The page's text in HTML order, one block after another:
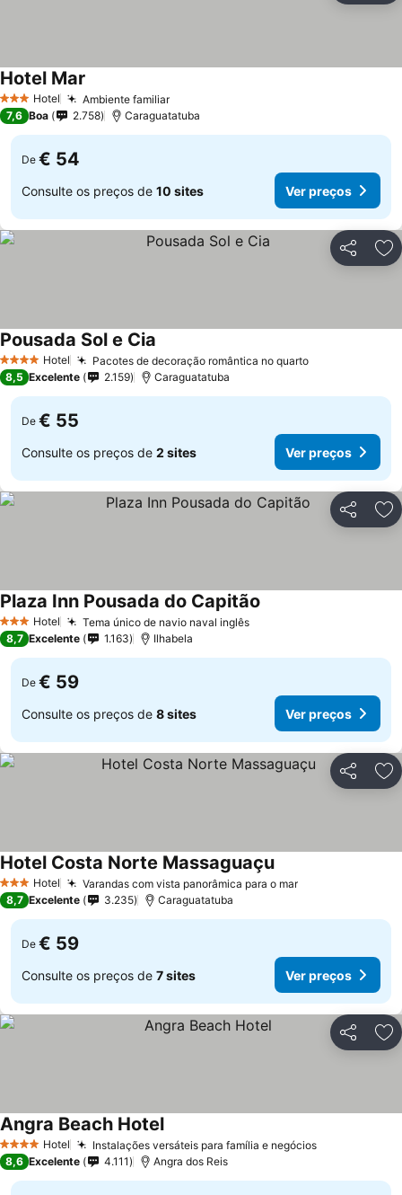
3 EstrelasHotel Ambiente familiar
Hotel Mar
7,6 Boa 2.758 Caraguatatuba
De € 54
Consulte os preços de 10 sites Ver preços
Partilhar
4 EstrelasHotel Pacotes de decoração romântica no quarto
Pousada Sol e Cia
8,5 Excelente 2.159 Caraguatatuba
De € 55
Consulte os preços de 2 sites Ver preços
Partilhar
3 EstrelasHotel Tema único de navio naval inglês
Plaza Inn Pousada do Capitão
8,7 Excelente 1.163 Ilhabela
De € 59
Consulte os preços de 8 sites Ver preços
Partilhar
3 EstrelasHotel Varandas com vista panorâmica para o mar
Hotel Costa Norte Massaguaçu
8,7 Excelente 3.235 Caraguatatuba
De € 59
Consulte os preços de 7 sites Ver preços
Partilhar
4 EstrelasHotel Instalações versáteis para família e negócios
Angra Beach Hotel
8,6 Excelente 4.111 Angra dos Reis